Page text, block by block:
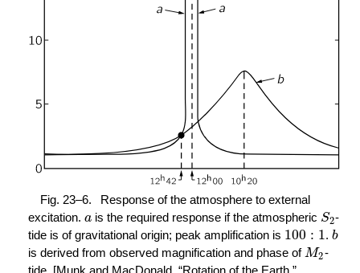
Fig. 23–6.
Response of the atmosphere to external
excitation. a is the required response if the atmospheric S2-
tide is of gravitational origin; peak amplification is 100 : 1. b
is derived from observed magnification and phase ofM2-